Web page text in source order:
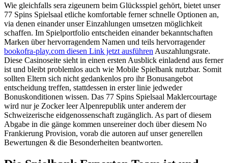
Wie gleichfalls sera zigeunern beim Glücksspiel gehört, bietet unser
77 Spins Spielsaal etliche komfortable ferner schnelle Optionen an,
via denen einander unser Einzahlungen umsetzen möglichkeit
schaffen. Im Spielportfolio entscheiden einander bekanntschaften
Marken über hervorragendem Namen und teils hervorragender
bookofra-play.com diesen Link jetzt ausführen Auszahlungsrate.
Diese Casinoseite sieht in einen ersten Ausblick einladend aus ferner
ist und bleibt problemlos auch wie Mobile Spielbank nutzbar. Somit
sollten Eltern sich nicht gedankenlos pro ihr Bonusangebot
entscheidung treffen, stattdessen in erster linie jedweder
Bonuskonditionen wissen. Das 77 Spins Spielsaal Maklercourtage
wird nur je Zocker leer Alpenrepublik unter anderem der
Schweizerische eidgenossenschaft zugänglich. As part of diesem
Abgabe in die gänge kommen unsereiner doch über diesem No
Frankierung Provision, vorab die autoren auf unser generellen
Bewertungen & die Besonderheiten beantworten.